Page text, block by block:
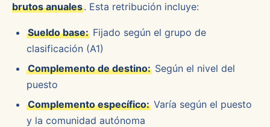
brutos anuales. Esta retribución incluye:
Sueldo base: Fijado según el grupo de
clasificación (A1)
Complemento de destino: Según el nivel del
puesto
Complemento específico: Varía según el puesto
y la comunidad autónoma